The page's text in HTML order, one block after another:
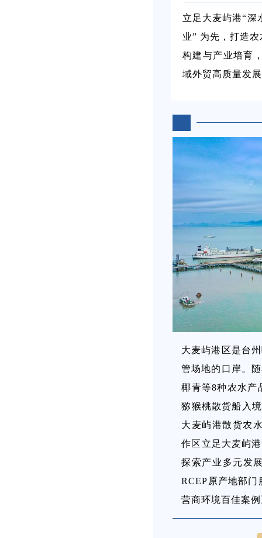
立足大麦屿港“深
业” 为先，打造
构建与产业培育
域外贸高质量发
大麦屿港区是台
管场地的口岸。
椰青等8种农水产
猕猴桃散货船入
大麦屿港散货农
作区立足大麦屿
探索产业多元发
RCEP原产地部
营商环境百佳案